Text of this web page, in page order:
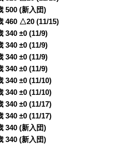
(新入団)
△20 (11/15)
±0 (11/9)
±0 (11/9)
±0 (11/9)
±0 (11/9)
±0 (11/10)
±0 (11/10)
±0 (11/17)
±0 (11/17)
(新入団)
(新入団)